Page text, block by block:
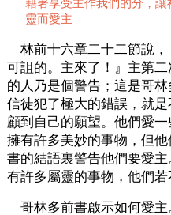
藉著享受主作我們的分，
靈而愛主
林前十六章二十二節說
可詛的。主來了！』主第
的人乃是個警告；這是哥
信徒犯了極大的錯誤，就
顧到自己的願望。他們愛
擁有許多美妙的事物，但
書的結語裏警告他們要愛
有許多屬靈的事物，他們若
哥林多前書啟示如何愛